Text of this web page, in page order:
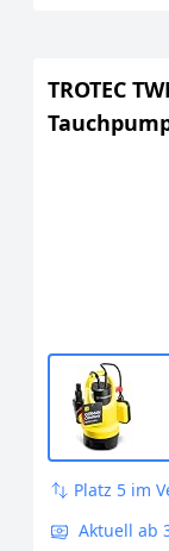
TROTEC
Platz 5 im
Aktuell ab